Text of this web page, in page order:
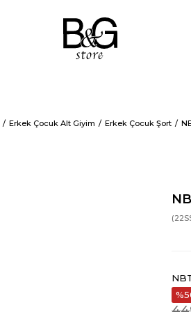
Erkek Çocuk Alt Giyim Erkek Çocuk Şort